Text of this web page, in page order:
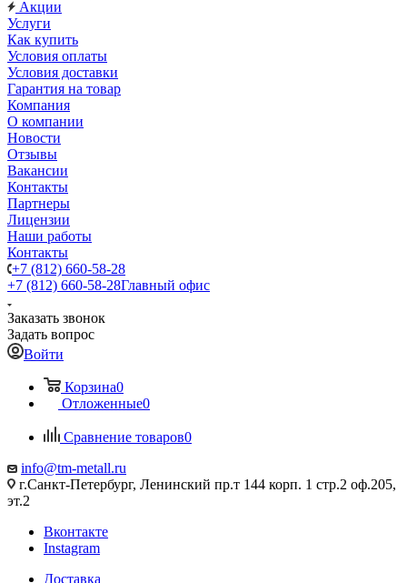
Акции
Услуги
Как купить
Условия оплаты
Условия доставки
Гарантия на товар
Компания
О компании
Новости
Отзывы
Вакансии
Контакты
Партнеры
Лицензии
Наши работы
Контакты
+7 (812) 660-58-28
+7 (812) 660-58-28Главный офис
Заказать звонок
Задать вопрос
Войти
Корзина0
Отложенные0
Сравнение товаров0
info@tm-metall.ru
г.Санкт-Петербург, Ленинский пр.т 144 корп. 1 стр.2 оф.205,
эт.2
Вконтакте
Instagram
Доставка